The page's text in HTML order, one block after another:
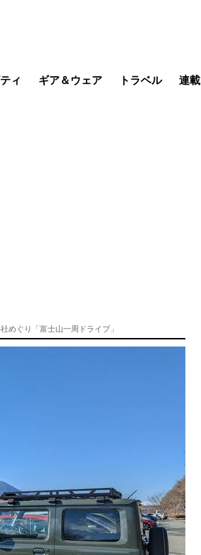
ィ ギア＆ウェア トラベル 連載
めぐり「富士山一周ドライブ」